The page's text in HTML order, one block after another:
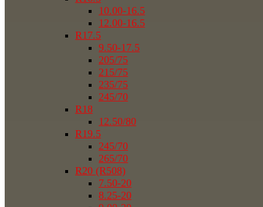
10.00-16.5
12.00-16.5
R17.5
9.50-17.5
205/75
215/75
235/75
245/70
R18
12.50/80
R19.5
245/70
265/70
R20 (R508)
7.50-20
8.25-20